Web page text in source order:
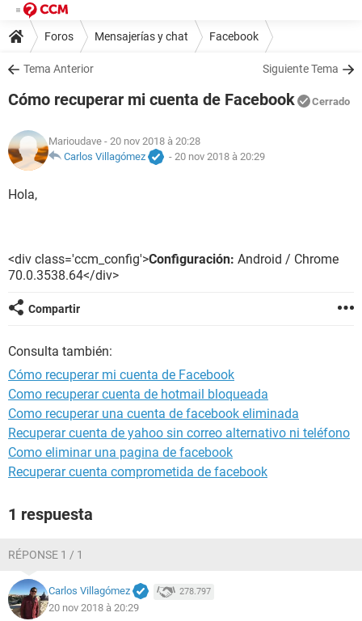
Foros Mensajerías y chat Facebook
Tema Anterior Siguiente Tema
Cómo recuperar mi cuenta de Facebook Cerrado
Marioudave - 20 nov 2018 à 20:28
Carlos Villagómez
- 20 nov 2018 à 20:29
Hola,
<div class='ccm_config'>Configuración: Android / Chrome
70.0.3538.64</div>
Compartir
Consulta también:
Cómo recuperar mi cuenta de Facebook
Como recuperar cuenta de hotmail bloqueada
Como recuperar una cuenta de facebook eliminada
Recuperar cuenta de yahoo sin correo alternativo ni teléfono
Como eliminar una pagina de facebook
Recuperar cuenta comprometida de facebook
1 respuesta
RÉPONSE 1 / 1
Carlos Villagómez 278.797
20 nov 2018 à 20:29